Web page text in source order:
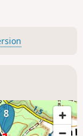
8